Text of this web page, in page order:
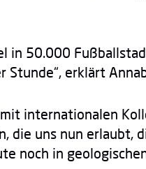
in 50.000
Stunde“, erklärt
internationalen
die uns nun erlaubt,
noch in